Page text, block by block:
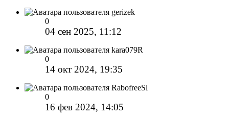
gerizek
0
04 сен 2025, 11:12
kara079R
0
14 окт 2024, 19:35
RabofreeSl
0
16 фев 2024, 14:05